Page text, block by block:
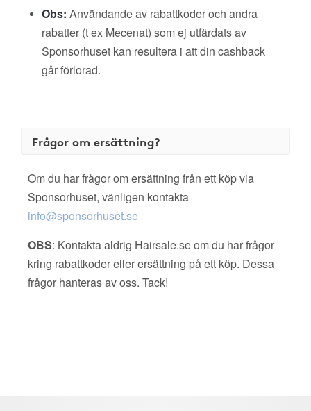
Obs: Användande av rabattkoder och andra
rabatter (t ex Mecenat) som ej utfärdats av
Sponsorhuset kan resultera i att din cashback
går förlorad.
Frågor om ersättning?
Om du har frågor om ersättning från ett köp via
Sponsorhuset, vänligen kontakta
info@sponsorhuset.se
OBS: Kontakta aldrig Hairsale.se om du har frågor
kring rabattkoder eller ersättning på ett köp. Dessa
frågor hanteras av oss. Tack!